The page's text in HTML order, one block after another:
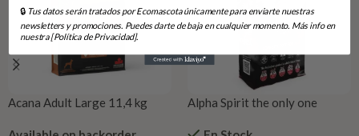
Acana Adult Large 11,4 kg
Alpha Spirit the only one
🔒 Tus datos serán tratados por Ecomascota únicamente para enviarte nuestras
newsletters y promociones. Puedes darte de baja en cualquier momento. Más info en
nuestra [Política de Privacidad].